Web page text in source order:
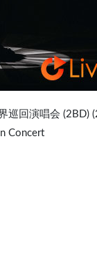
巡回演唱会 (2BD)
Concert